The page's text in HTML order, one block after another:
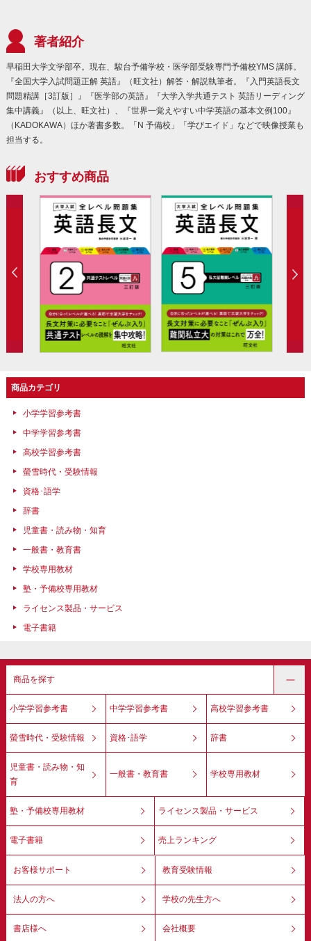
著者紹介
早稲田大学文学部卒。現在、駿台予備学校・医学部受験専門予備校YMS 講師。
『全国大学入試問題正解 英語』（旺文社）解答・解説執筆者。『入門英語長文
問題精講［3訂版］』『医学部の英語』『大学入学共通テスト 英語リーディング
集中講義』（以上、旺文社）、『世界一覚えやすい中学英語の基本文例100』
（KADOKAWA）ほか著書多数。「N 予備校」「学びエイド」などで映像授業も
担当する。
おすすめ商品
商品カテゴリ
小学学習参考書
中学学習参考書
高校学習参考書
螢雪時代・受験情報
資格･語学
辞書
児童書・読み物・知育
一般書・教育書
学校専用教材
塾・予備校専用教材
ライセンス製品・サービス
電子書籍
商品を探す
小学学習参考書 中学学習参考書 高校学習参考書
螢雪時代・受験情報 資格･語学 辞書
児童書・読み物・知
育
一般書・教育書 学校専用教材
塾・予備校専用教材 ライセンス製品・サービス
電子書籍 売上ランキング
お客様サポート 教育受験情報
法人の方へ 学校の先生方へ
書店様へ 会社概要